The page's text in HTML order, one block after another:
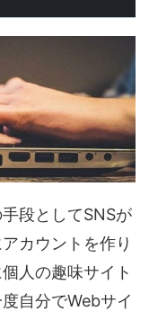
段としてSNSが
カウントを作り
人の趣味サイト
自分でWebサイ